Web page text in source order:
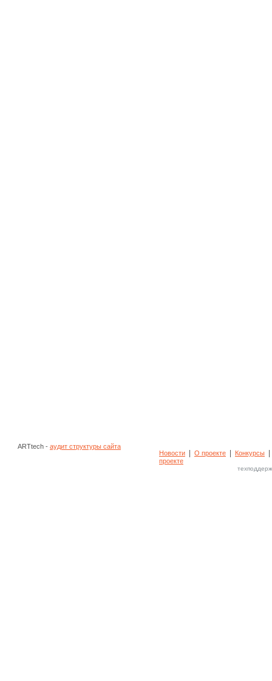
ARTtech - аудит структуры сайта
Новости
О проекте Конкурсы
проекте